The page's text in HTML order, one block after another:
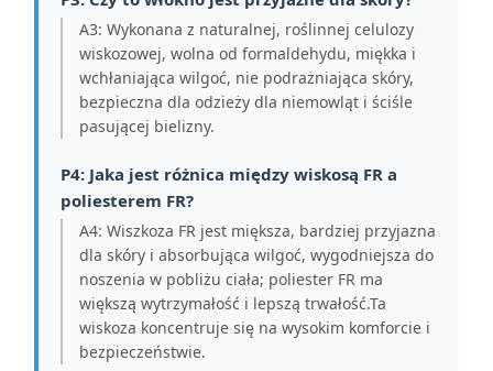
A3: Wykonana z naturalnej, roślinnej celulozy
wiskozowej, wolna od formaldehydu, miękka i
wchłaniająca wilgoć, nie podrażniająca skóry,
bezpieczna dla odzieży dla niemowląt i ściśle
pasującej bielizny.
P4: Jaka jest różnica między wiskosą FR a
poliesterem FR?
A4: Wiszkoza FR jest miększa, bardziej przyjazna
dla skóry i absorbująca wilgoć, wygodniejsza do
noszenia w pobliżu ciała; poliester FR ma
większą wytrzymałość i lepszą trwałość.Ta
wiskoza koncentruje się na wysokim komforcie i
bezpieczeństwie.